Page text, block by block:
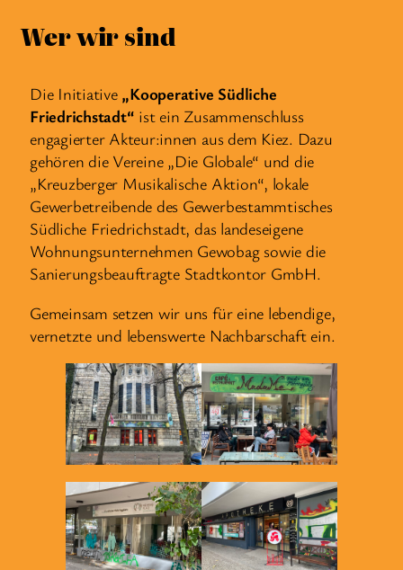
Wer wir sind
Die Initiative „Kooperative Südliche
Friedrichstadt“ ist ein Zusammenschluss
engagierter Akteur:innen aus dem Kiez. Dazu
gehören die Vereine „Die Globale“ und die
„Kreuzberger Musikalische Aktion“, lokale
Gewerbetreibende des Gewerbestammtisches
Südliche Friedrichstadt, das landeseigene
Wohnungsunternehmen Gewobag sowie die
Sanierungsbeauftragte Stadtkontor GmbH.
Gemeinsam setzen wir uns für eine lebendige,
vernetzte und lebenswerte Nachbarschaft ein.